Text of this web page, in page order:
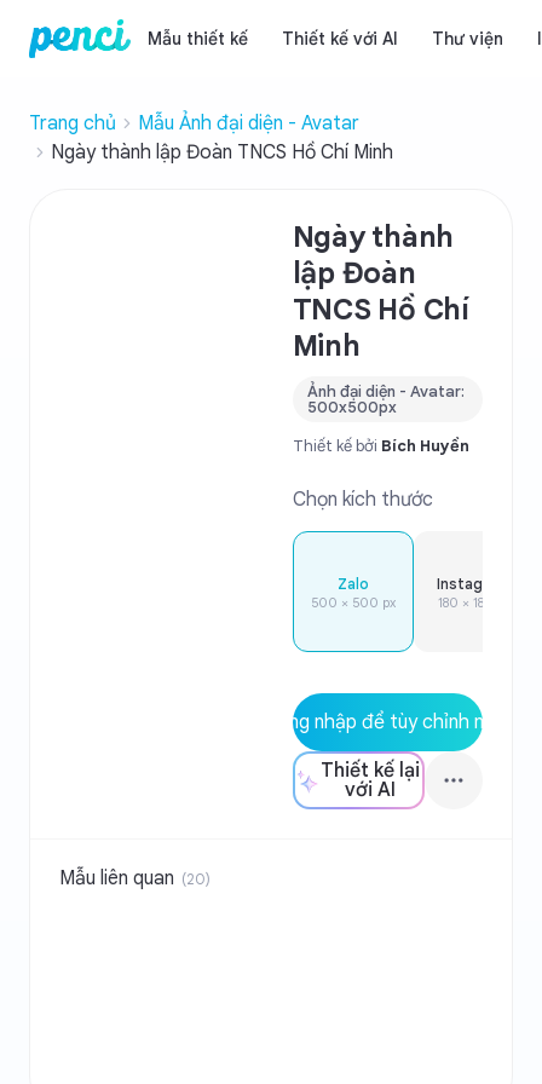
Mẫu thiết kế Thiết kế với AI Thư viện
Trang chủ
Mẫu Ảnh đại diện - Avatar
Ngày thành lập Đoàn TNCS Hồ Chí Minh
Ngày thành
lập Đoàn
TNCS Hồ Chí
Minh
Ảnh đại diện - Avatar:
500x500px
Thiết kế bởi Bích Huyền
Chọn kích thước
Zalo
500 × 500 px
Instagram
180 × 180 px
Đăng nhập để tùy chỉnh mẫu
Thiết kế lại
với AI
Mẫu liên quan (20)